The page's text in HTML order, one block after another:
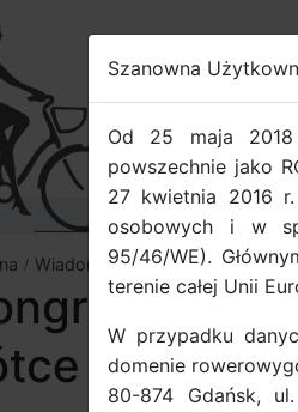
Wiadomości
Szanowna
Od 25 maja
powszechnie jako
27 kwietnia 2016
osobowych i w
95/46/WE).
terenie całej Unii
W przypadku
domenie
80-874 Gdańsk,